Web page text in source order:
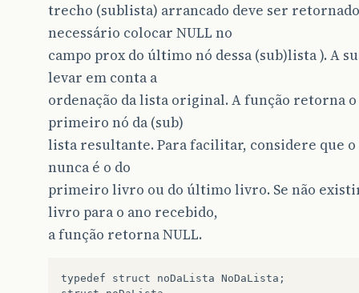
trecho (sublista) arrancado deve ser
necessário colocar NULL no
campo prox do último nó dessa (sub)lista ). A
levar em conta a
ordenação da lista original. A função retorna
primeiro nó da (sub)
lista resultante. Para facilitar, considere que
nunca é o do
primeiro livro ou do último livro. Se não
livro para o ano recebido,
a função retorna NULL.
typedef struct noDaLista NoDaLista ;